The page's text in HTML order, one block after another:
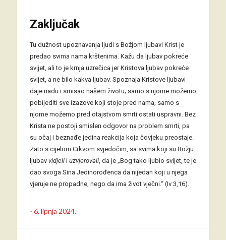
Zaključak
Tu dužnost upoznavanja ljudi s Božjom ljubavi Krist je
predao svima nama krštenima. Kažu da ljubav pokreće
svijet, ali to je krnja uzrečica jer Kristova ljubav pokreće
svijet, a ne bilo kakva ljubav. Spoznaja Kristove ljubavi
daje nadu i smisao našem životu; samo s njome možemo
pobijediti sve izazove koji stoje pred nama, samo s
njome možemo pred otajstvom smrti ostati uspravni. Bez
Krista ne postoji smislen odgovor na problem smrti, pa
su očaj i beznađe jedina reakcija koja čovjeku preostaje.
Zato s cijelom Crkvom svjedočim, sa svima koji su Božju
ljubav vidjelii uzvjerovali, da je „Bog tako ljubio svijet, te je
dao svoga Sina Jedinorođenca da nijedan koji u njega
vjeruje ne propadne, nego da ima život vječni.“ (Iv 3,16).
- 6. lipnja 2024.